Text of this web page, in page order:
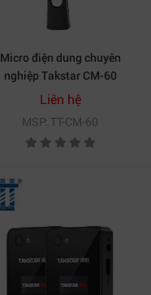
Micro điện dung chuyên
nghiệp Takstar CM-60
Liên hệ
MSP: TT-CM-60